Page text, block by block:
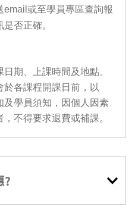
或至學員專區查詢報
否正確。
期、上課時間及地點。
各課程開課日前，以
及學員須知，因個人因素
不得要求退費或補課。
?